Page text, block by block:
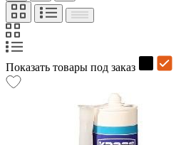
Показать товары под заказ